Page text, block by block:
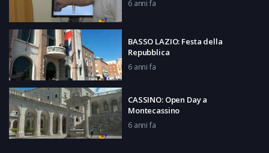
6 anni fa
BASSO LAZIO: Festa della
Repubblica
6 anni fa
CASSINO: Open Day a
Montecassino
6 anni fa